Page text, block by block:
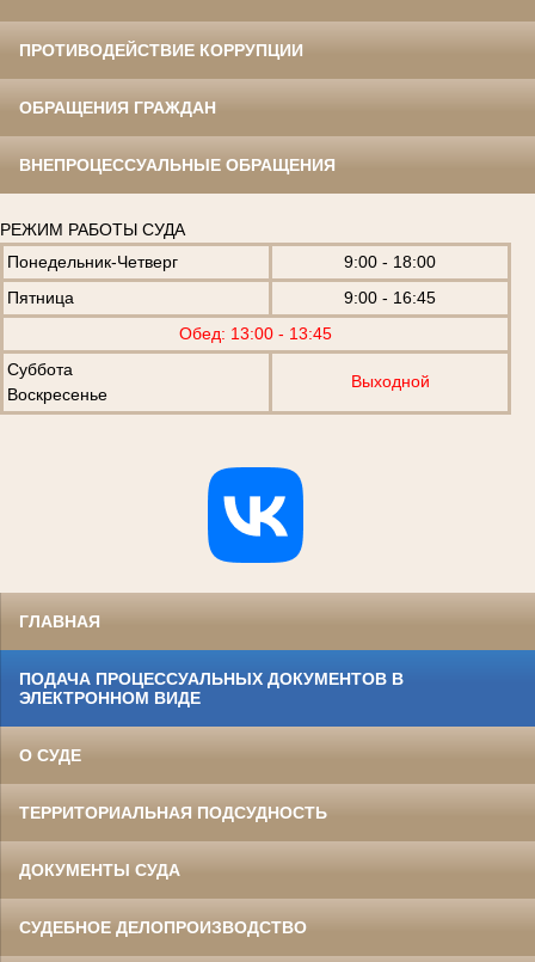
ПРОТИВОДЕЙСТВИЕ КОРРУПЦИИ
ОБРАЩЕНИЯ ГРАЖДАН
ВНЕПРОЦЕССУАЛЬНЫЕ ОБРАЩЕНИЯ
РЕЖИМ РАБОТЫ СУДА
Понедельник-Четверг
9:00 - 18:00
Пятница
9:00 - 16:45
Обед: 13:00 - 13:45
Суббота
Воскресенье
Выходной
ГЛАВНАЯ
ПОДАЧА ПРОЦЕССУАЛЬНЫХ ДОКУМЕНТОВ В
ЭЛЕКТРОННОМ ВИДЕ
О СУДЕ
ТЕРРИТОРИАЛЬНАЯ ПОДСУДНОСТЬ
ДОКУМЕНТЫ СУДА
СУДЕБНОЕ ДЕЛОПРОИЗВОДСТВО